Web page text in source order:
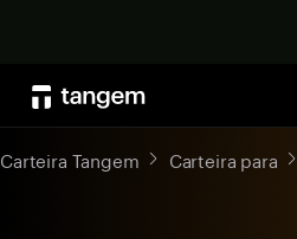
Carteira Tangem Carteira para